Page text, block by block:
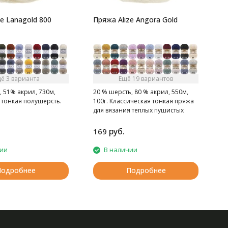
Lanagold 800
3 варианта
51% акрил, 730м,
полушерсть.
Пряжа Alize Angora Gold
Ещё 19 вариантов
20 % шерсть, 80 % акрил, 550м,
100г. Классическая тонкая пряжа
для вязания теплых пушистых
169 руб.
В наличии
Подробнее